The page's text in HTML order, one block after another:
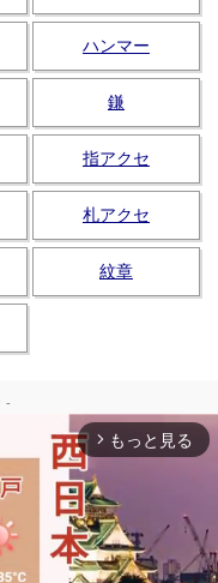
ハンマー
鎌
指アクセ
札アクセ
紋章
-
arrow_forward_ios もっと見る